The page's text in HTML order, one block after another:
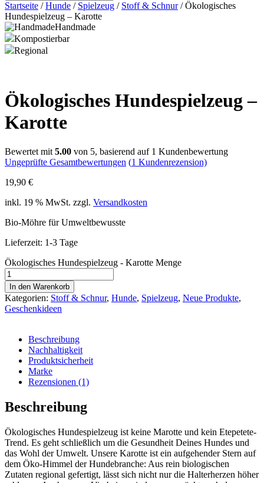
Startseite /Hunde / Spielzeug / Stoff & Schnur/ Ökologisches
Hundespielzeug – Karotte
Handmade
Kompostierbar
Regional
Ökologisches Hundespielzeug –
Karotte
Bewertet mit 5.00 von 5, basierend auf 1 Kundenbewertung
Ungeprüfte Gesamtbewertungen (1 Kundenrezension)
19,90 €
inkl. 19 % MwSt. zzgl. Versandkosten
Bio-Möhre für Umweltbewusste
Lieferzeit: 1-3 Tage
Ökologisches Hundespielzeug - Karotte Menge
In den Warenkorb
Kategorien: Stoff & Schnur, Hunde, Spielzeug, Neue Produkte,
Geschenkideen
Beschreibung
Nachhaltigkeit
Produktsicherheit
Marke
Rezensionen (1)
Beschreibung
Ökologisches Hundespielzeug ist keine Marotte und kein Etepetete-
Trend. Es geht schließlich um die Gesundheit Deines Hundes und
das Wohl der Umwelt. Unsere Karotte ist ein aufgehender Stern auf
dem Öko-Himmel der Hundebranche: Aus rein biologischen
Zutaten regional gefertigt, lässt sich nicht nur die Halterherzen höher